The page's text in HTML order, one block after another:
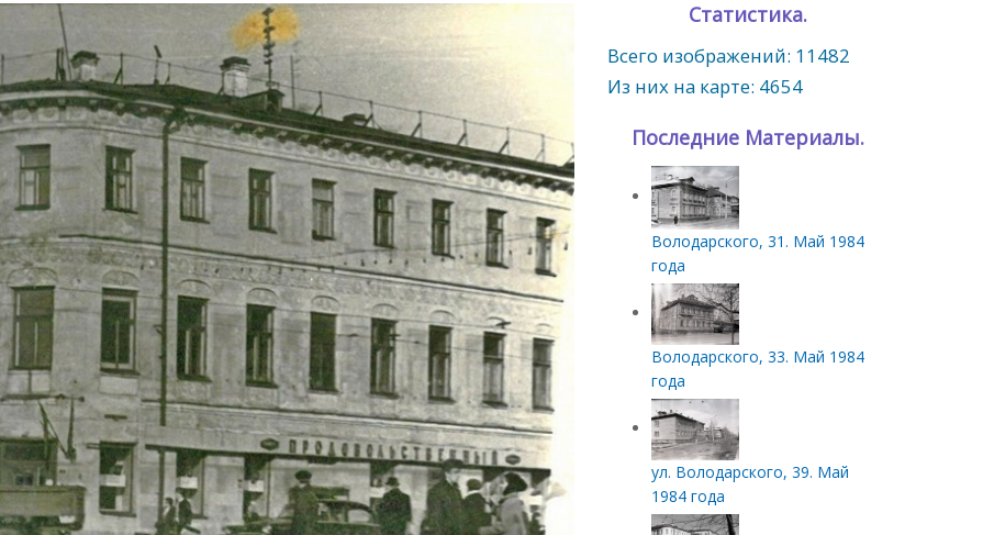
Статистика.
Всего изображений: 11482
Из них на карте: 4654
Последние Материалы.
Володарского, 31. Май 1984
года
Володарского, 33. Май 1984
года
ул. Володарского, 39. Май
1984 года